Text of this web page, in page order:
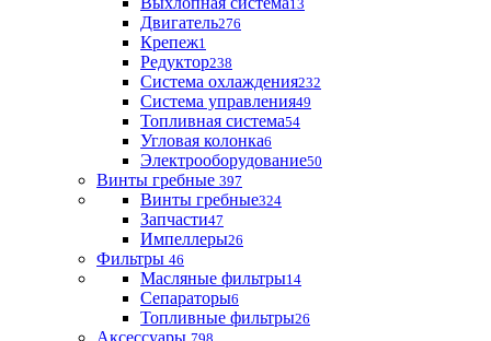
13
Двигатель276
Крепеж1
Редуктор238
Система охлаждения232
Система управления49
Топливная система54
Угловая колонка6
Электрооборудование50
Винты гребные 397
Винты гребные324
Запчасти47
Импеллеры26
Фильтры 46
Масляные фильтры14
Сепараторы6
Топливные фильтры26
Аксессуары